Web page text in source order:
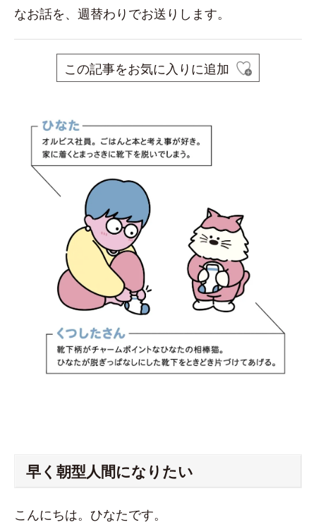
なお話を、週替わりでお送りします。
この記事をお気に入りに追加
早く朝型人間になりたい
こんにちは。ひなたです。